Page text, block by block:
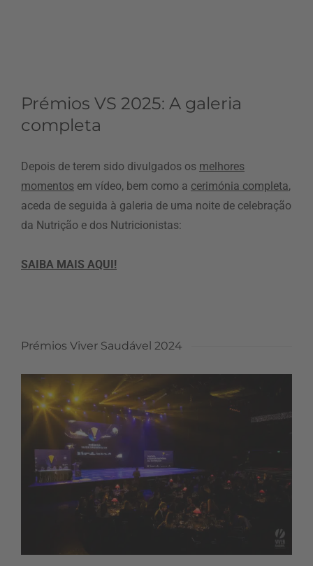
Prémios VS 2025: A galeria
completa
Depois de terem sido divulgados os melhores
momentos em vídeo, bem como a cerimónia completa,
aceda de seguida à galeria de uma noite de celebração
da Nutrição e dos Nutricionistas:
SAIBA MAIS AQUI!
Prémios Viver Saudável 2024